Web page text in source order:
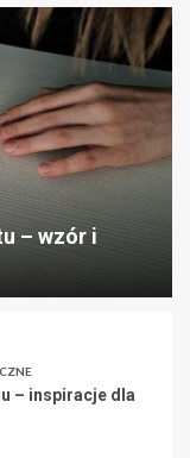
– wzór i
– inspiracje dla